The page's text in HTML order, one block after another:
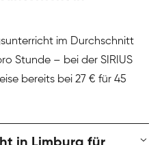
im Durchschnitt
Stunde – bei der SIRIUS
bereits bei 27 € für 45